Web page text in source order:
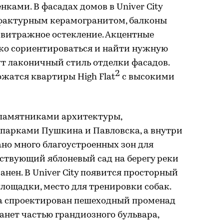
В фасадах домов в Univer City
керамогранитом, балконы
остекление. Акцентные
сориентироваться и найти нужную
лаконичный стиль отделки фасадов.
квартиры High Flat2 с высокими
архитектуры,
Пушкина и Павловска, а внутри
много благоустроенных зон для
яблоневый сад на берегу реки
В Univer City появится просторный
место для тренировки собак.
спроектирован пешеходный променад
частью грандиозного бульвара,